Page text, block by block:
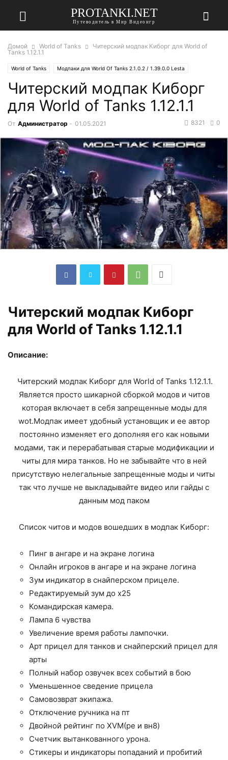
PROTANKI.NET
Путеводитель в Мир Видеоигр
Домой World of Tanks
Читерский модпак Киборг для World of
Tanks 1.12.1.1
World of Tanks Модпаки для World Of Tanks 2.1.0.2 / 1.39.0.0 Lesta
Читерский модпак Киборг
для World of Tanks 1.12.1.1
От Администратор - 01.05.2021 0
8321
Читерский модпак Киборг
для World of Tanks 1.12.1.1
Описание:
Читерский модпак Киборг для World of Tanks 1.12.1.1.
Является просто шикарной сборкой модов и читов
которая включает в себя запрещенные моды для
wot.Модпак имеет удобный установщик и ее автор
постоянно изменяет его дополняя его как новыми
модами, так и перерабатывая старые модификации и
читы для мира танков. Но не забывайте что в ней
присутствую нелегальные запрещенные моды и читы
так что лучше не выкладывайте видео или гайды с
данным мод паком
Список читов и модов вошедших в модпак Киборг:
Пинг в ангаре и на экране логина
Онлайн игроков в ангаре и на экране логина
Зум индикатор в снайперском прицеле.
Редактируемый зум до х25
Командирская камера.
Лампа 6 чувства
Увеличение время работы лампочки.
Арт прицел для танков и снайперский прицел для
арты
Полный набор озвучек всех событий в бою
Уменьшенное сведение прицела
Самовозврат экипажа.
Отключение ручника на пт
Двойной рейтинг по XVM(ре и вн8)
Счетчик вытанкованного урона.
Стикеры и индикаторы попаданий и пробитий